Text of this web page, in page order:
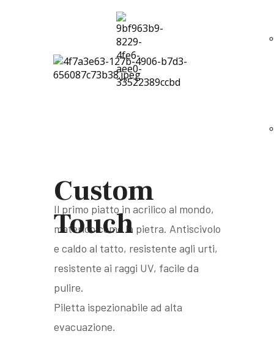
Custom
Touch
Il primo piatto in acrilico al mondo,
materico come la pietra. Antiscivolo
e caldo al tatto, resistente agli urti,
resistente ai raggi UV, facile da
pulire.
Piletta ispezionabile ad alta
evacuazione.